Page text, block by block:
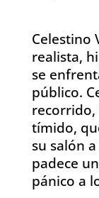
Celestino
realista,
se
público.
tímido,
su salón
padece
pánico a